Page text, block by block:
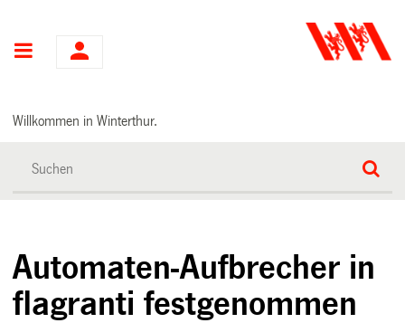
Hauptnavigation
Willkommen in Winterthur.
Automaten-Aufbrecher in
flagranti festgenommen